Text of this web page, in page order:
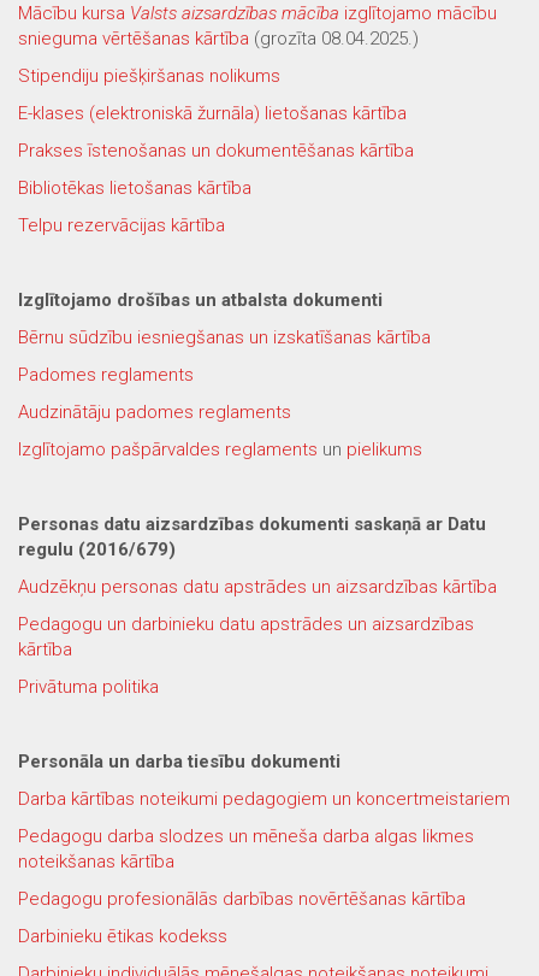
Mācību kursa Valsts aizsardzības mācība izglītojamo mācību
snieguma vērtēšanas kārtība (grozīta 08.04.2025.)
Stipendiju piešķiršanas nolikums
E-klases (elektroniskā žurnāla) lietošanas kārtība
Prakses īstenošanas un dokumentēšanas kārtība
Bibliotēkas lietošanas kārtība
Telpu rezervācijas kārtība
Izglītojamo drošības un atbalsta dokumenti
Bērnu sūdzību iesniegšanas un izskatīšanas kārtība
Padomes reglaments
Audzinātāju padomes reglaments
Izglītojamo pašpārvaldes reglaments un pielikums
Personas datu aizsardzības dokumenti saskaņā ar Datu
regulu (2016/679)
Audzēkņu personas datu apstrādes un aizsardzības kārtība
Pedagogu un darbinieku datu apstrādes un aizsardzības
kārtība
Privātuma politika
Personāla un darba tiesību dokumenti
Darba kārtības noteikumi pedagogiem un koncertmeistariem
Pedagogu darba slodzes un mēneša darba algas likmes
noteikšanas kārtība
Pedagogu profesionālās darbības novērtēšanas kārtība
Darbinieku ētikas kodekss